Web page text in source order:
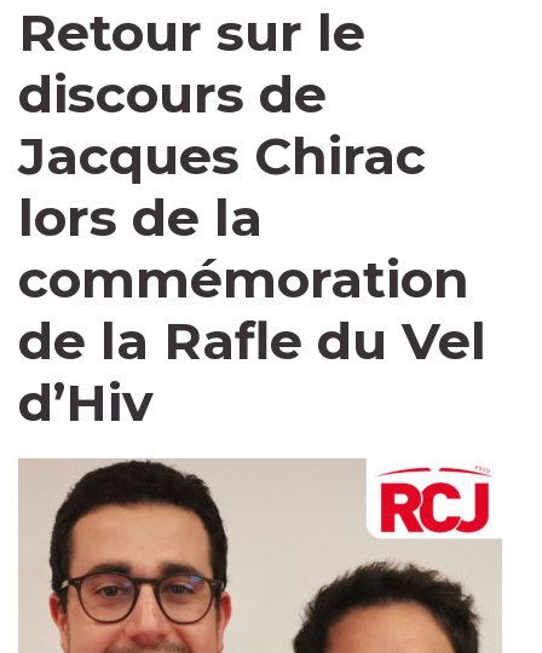
Retour sur le
discours de
Jacques Chirac
lors de la
commémoration
de la Rafle du Vel
d’Hiv